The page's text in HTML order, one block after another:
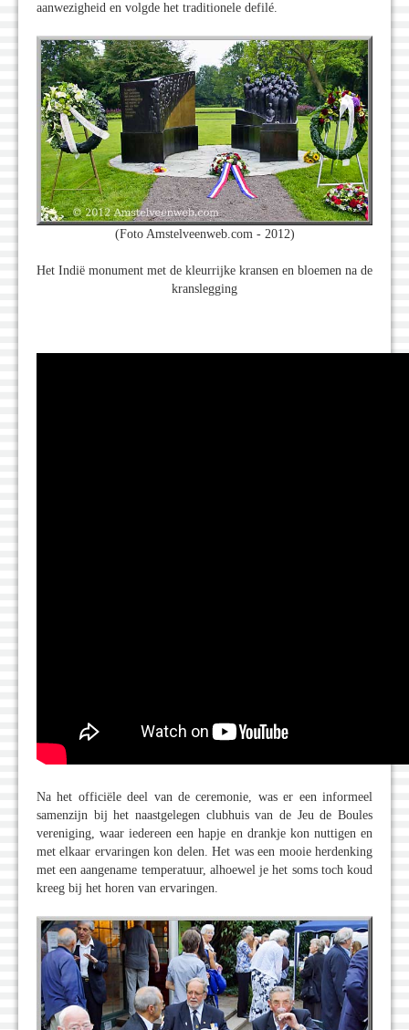
aanwezigheid en volgde het traditionele defilé.
(Foto Amstelveenweb.com - 2012)
Het Indië monument met de kleurrijke kransen en bloemen na de
kranslegging
Na het officiële deel van de ceremonie, was er een informeel
samenzijn bij het naastgelegen clubhuis van de Jeu de Boules
vereniging, waar iedereen een hapje en drankje kon nuttigen en
met elkaar ervaringen kon delen. Het was een mooie herdenking
met een aangename temperatuur, alhoewel je het soms toch koud
kreeg bij het horen van ervaringen.